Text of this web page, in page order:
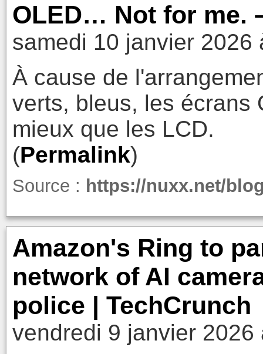
OLED… Not for me.
samedi 10 janvier 2026
À cause de
verts, bleus, les écrans
mieux que les LCD.
(Permalink)
Source : https://nuxx.net/
Amazon's Ring to
network of AI
police | TechCrunch
vendredi 9 janvier 2026